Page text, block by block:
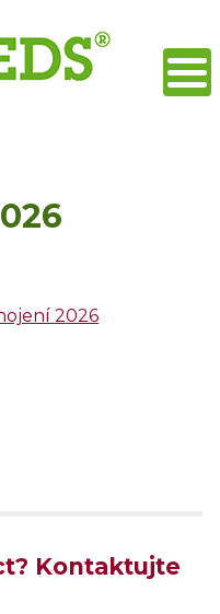
2026
Kontaktujte